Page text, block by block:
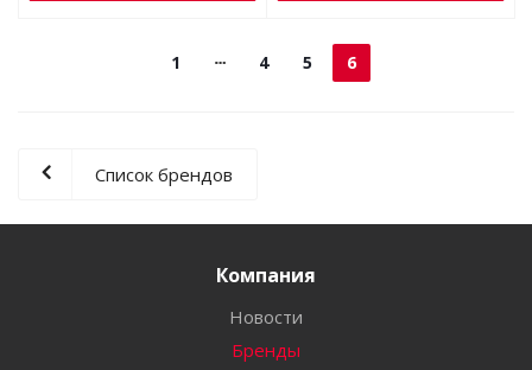
1 4 5 6
Список брендов
Компания
Новости
Бренды